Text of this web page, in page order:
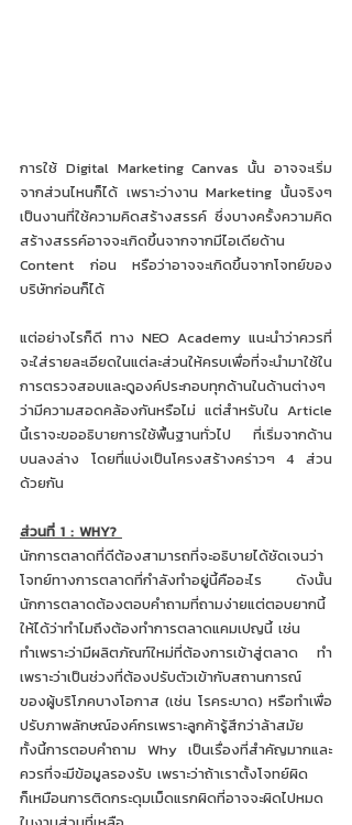
การใช้ Digital Marketing Canvas นั้น อาจจะเริ่ม
จากส่วนไหนก็ได้ เพราะว่างาน Marketing นั้นจริงๆ
เป็นงานที่ใช้ความคิดสร้างสรรค์ ซึ่งบางครั้งความคิด
สร้างสรรค์อาจจะเกิดขึ้นจากจากมีไอเดียด้าน
Content ก่อน หรือว่าอาจจะเกิดขึ้นจากโจทย์ของ
บริษัทก่อนก็ได้
แต่อย่างไรก็ดี ทาง NEO Academy แนะนำว่าควรที่
จะใส่รายละเอียดในแต่ละส่วนให้ครบเพื่อที่จะนำมาใช้ใน
การตรวจสอบและดูองค์ประกอบทุกด้านในด้านต่างๆ
ว่ามีความสอดคล้องกันหรือไม่ แต่สำหรับใน Article
นี้เราจะขออธิบายการใช้พื้นฐานทั่วไป ที่เริ่มจากด้าน
บนลงล่าง โดยที่แบ่งเป็นโครงสร้างคร่าวๆ 4 ส่วน
ด้วยกัน
ส่วนที่ 1 : WHY?
นักการตลาดที่ดีต้องสามารถที่จะอธิบายได้ชัดเจนว่า
โจทย์ทางการตลาดที่กำลังทำอยู่นี้คืออะไร ดังนั้น
นักการตลาดต้องตอบคำถามที่ถามง่ายแต่ตอบยากนี้
ให้ได้ว่าทำไมถึงต้องทำการตลาดแคมเปญนี้ เช่น
ทำเพราะว่ามีผลิตภัณฑ์ใหม่ที่ต้องการเข้าสู่ตลาด ทำ
เพราะว่าเป็นช่วงที่ต้องปรับตัวเข้ากับสถานการณ์
ของผู้บริโภคบางโอกาส (เช่น โรคระบาด) หรือทำเพื่อ
ปรับภาพลักษณ์องค์กรเพราะลูกค้ารู้สึกว่าล้าสมัย
ทั้งนี้การตอบคำถาม Why เป็นเรื่องที่สำคัญมากและ
ควรที่จะมีข้อมูลรองรับ เพราะว่าถ้าเราตั้งโจทย์ผิด
ก็เหมือนการติดกระดุมเม็ดแรกผิดที่อาจจะผิดไปหมด